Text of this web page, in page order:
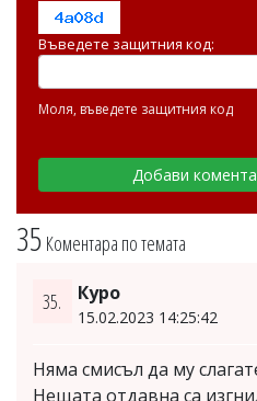
35 Коментара по темата
35. Куро
15.02.2023 14:25:42
Няма смисъл да му
Нещата отдавна са
Въведете защитния код:
Моля, въведете защитния код